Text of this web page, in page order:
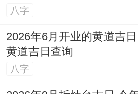
八字
2026年6月开业的黄道吉
黄道吉日查询
八字